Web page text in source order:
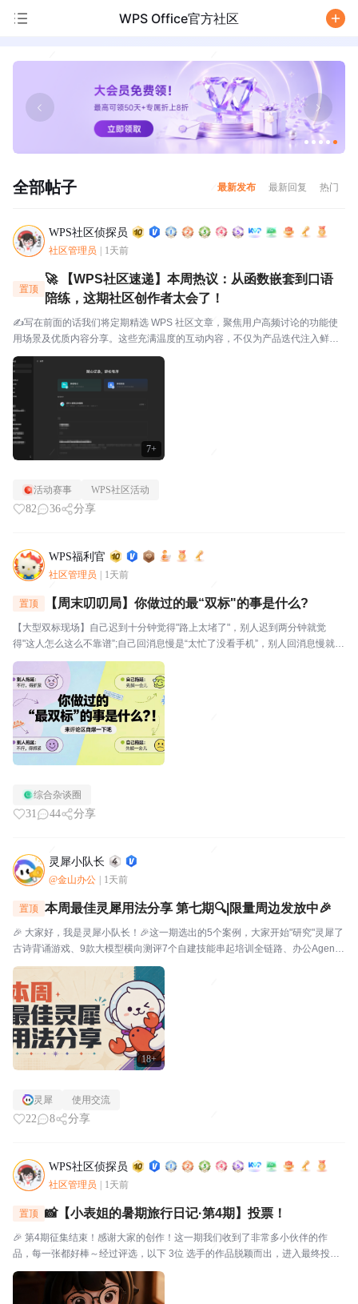
WPS Office官方社区
全部帖子 最新发布 最新回复 热门
WPS社区侦探员
社区管理员 1天前
7+
置顶
🚀 【WPS社区速递】本周热议：从函数嵌套到口语
陪练，这期社区创作者太会了！
✍️写在前面的话我们将定期精选 WPS 社区文章，聚焦用户高频讨论的功能使
用场景及优质内容分享。这些充满温度的互动内容，不仅为产品迭代注入鲜活
灵感，更搭建起官方与用户的双向沟通桥梁，每一份分享都值得被看见与珍
视。⭐关于WPS社区WPS社区（bbs.wps....
活动赛事 WPS社区活动
82 36 分享
WPS福利官
社区管理员 1天前
置顶 【周末叨叨局】你做过的最“双标"的事是什么?
【大型双标现场】自己迟到十分钟觉得"路上太堵了"，别人迟到两分钟就觉
得"这人怎么这么不靠谱”;自己回消息慢是“太忙了没看手机”，别人回消息慢就是
“故意不回我吧”🔥玩法："我对自己___________,但对别人__________。我就
是这么双标。评论区坦...
综合杂谈圈
31 44 分享
灵犀小队长
@金山办公 1天前
18+
置顶 本周最佳灵犀用法分享 第七期🔍|限量周边发放中🎉
🎉 大家好，我是灵犀小队长！🎉这一期选出的5个案例，大家开始"研究"灵犀了
古诗背诵游戏、9款大模型横向测评7个自建技能串起培训全链路、办公Agent
同台对比甚至灵犀还能杀毒查木马一起来看看这一期的硬核实践——👤墨云轩
一句话让灵犀自由发挥，给儿子做了个古诗背...
灵犀 使用交流
22 8 分享
WPS社区侦探员
社区管理员 1天前
置顶 📸【小表姐的暑期旅行日记·第4期】投票！
🎉 第4期征集结束！感谢大家的创作！这一期我们收到了非常多小伙伴的作
品，每一张都好棒～经过评选，以下 3位 选手的作品脱颖而出，进入最终投
票！🗳️ 入选作品🔴作品编号.01：【故宫月色·手帐拾光】创作者：帅羊帅提示
词/思路：小表姐穿着家居装，坐在在家中的书...